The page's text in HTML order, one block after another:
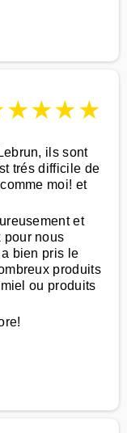
★★★★
ils sont
trés difficile de
moi! et
et
pour nous
bien pris le
produits
ou produits